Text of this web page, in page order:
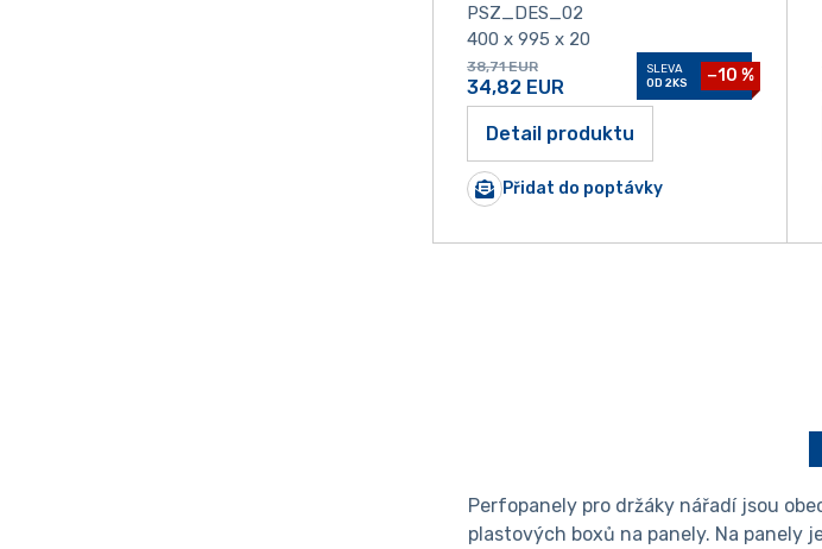
PSZ_DES_02
400 x 995 x 20
38,71 EUR
34,82 EUR
SLEVA
OD 2KS
−10 %
Detail produktu
Přidat do poptávky
Perfopanely pro držáky nářadí jsou
plastových boxů na panely. Na panely